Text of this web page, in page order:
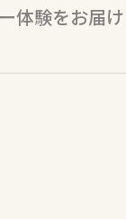
験をお届け